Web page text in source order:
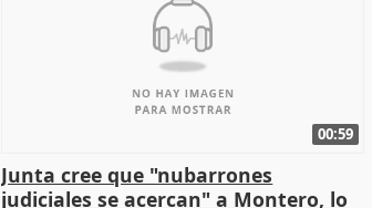
00:59
Junta cree que "nubarrones
judiciales se acercan" a Montero, lo